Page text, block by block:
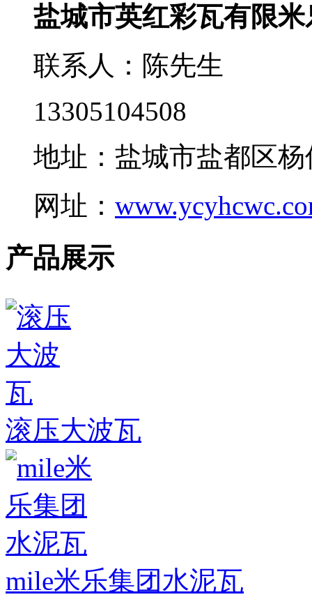
盐城市英红彩瓦有限
联系人：陈先生
13305104508
地址：盐城市盐都区
网址：
产品展示
滚压大波瓦
mile米乐集团水泥瓦